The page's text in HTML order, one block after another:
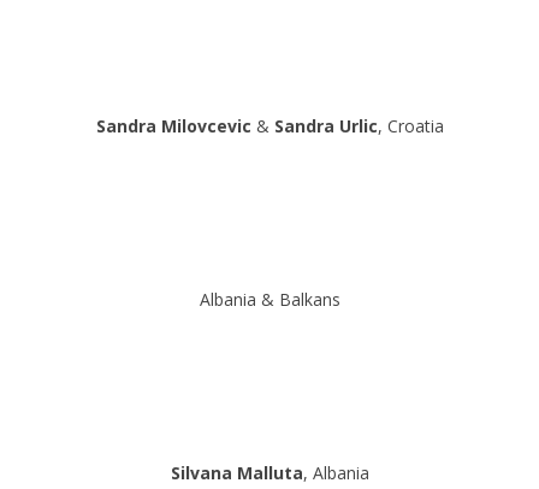
Sandra Milovcevic & Sandra Urlic, Croatia
Albania & Balkans
Silvana Malluta, Albania